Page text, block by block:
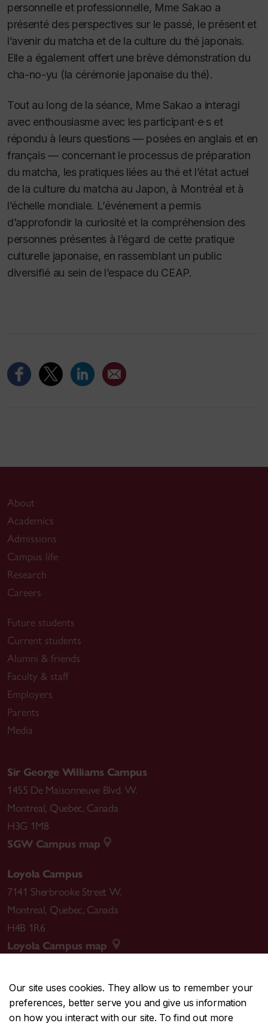
Our site uses cookies. They allow us to remember your
preferences, better serve you and give us information
on how you interact with our site. To find out more
personnelle et professionnelle, Mme Sakao a
présenté des perspectives sur le passé, le présent et
l’avenir du matcha et de la culture du thé japonais.
Elle a également offert une brève démonstration du
cha-no-yu (la cérémonie japonaise du thé).
Tout au long de la séance, Mme Sakao a interagi
avec enthousiasme avec les participant·e·s et
répondu à leurs questions — posées en anglais et en
français — concernant le processus de préparation
du matcha, les pratiques liées au thé et l’état actuel
de la culture du matcha au Japon, à Montréal et à
l’échelle mondiale. L’événement a permis
d’approfondir la curiosité et la compréhension des
personnes présentes à l’égard de cette pratique
culturelle japonaise, en rassemblant un public
diversifié au sein de l’espace du CEAP.
About
Academics
Admissions
Campus life
Research
Careers
Future students
Current students
Alumni & friends
Faculty & staff
Employers
Parents
Media
Sir George Williams Campus
1455 De Maisonneuve Blvd. W.
Montreal, Quebec, Canada
H3G 1M8
SGW Campus map
Loyola Campus
7141 Sherbrooke Street W.
Montreal, Quebec, Canada
H4B 1R6
Loyola Campus map
CENTRAL514-848-2424